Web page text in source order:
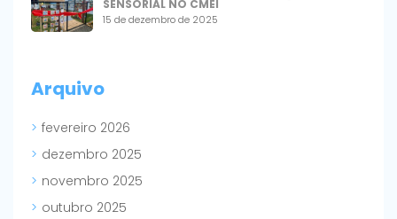
SENSORIAL NO CMEI
15 de dezembro de 2025
Arquivo
fevereiro 2026
dezembro 2025
novembro 2025
outubro 2025